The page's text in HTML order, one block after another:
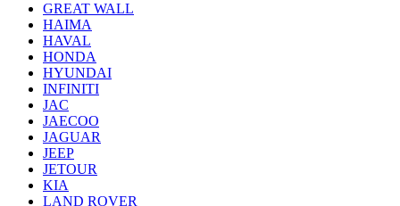
GREAT WALL
HAIMA
HAVAL
HONDA
HYUNDAI
INFINITI
JAC
JAECOO
JAGUAR
JEEP
JETOUR
KIA
LAND ROVER